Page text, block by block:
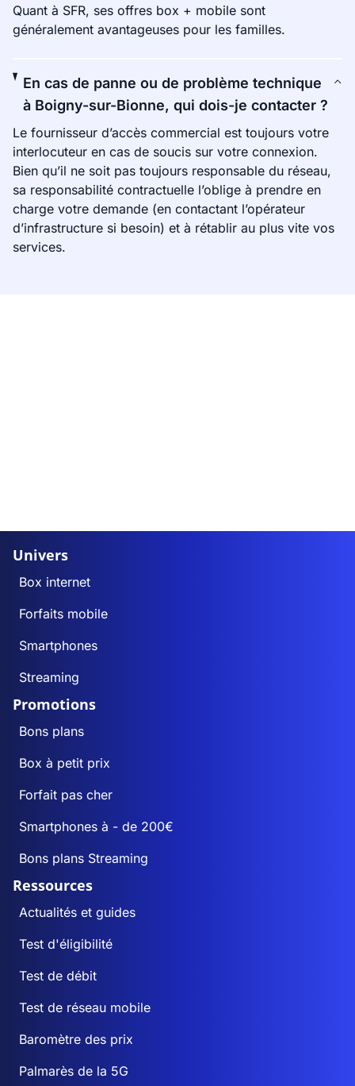
Quant à SFR, ses offres box + mobile sont
généralement avantageuses pour les familles.
En cas de panne ou de problème technique
à Boigny-sur-Bionne, qui dois-je contacter ?
Le fournisseur d’accès commercial est toujours votre
interlocuteur en cas de soucis sur votre connexion.
Bien qu’il ne soit pas toujours responsable du réseau,
sa responsabilité contractuelle l’oblige à prendre en
charge votre demande (en contactant l’opérateur
d’infrastructure si besoin) et à rétablir au plus vite vos
services.
Univers
Box internet
Forfaits mobile
Smartphones
Streaming
Promotions
Bons plans
Box à petit prix
Forfait pas cher
Smartphones à - de 200€
Bons plans Streaming
Ressources
Actualités et guides
Test d'éligibilité
Test de débit
Test de réseau mobile
Baromètre des prix
Palmarès de la 5G